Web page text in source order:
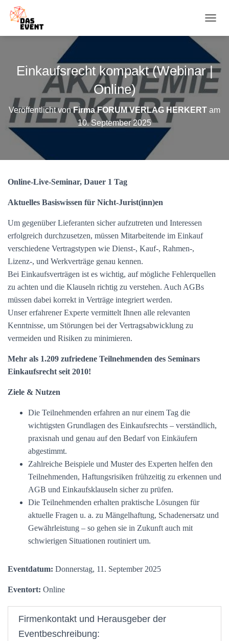
A
I
G
A
T
I
N
H
Einkaufsrecht kompakt (Webinar |
Online)
Veröffentlicht vonFirma FORUM VERLAG HERKERT am
10. September 2025
Online-Live-Seminar, Dauer 1 Tag
Aktuelles Basiswissen für Nicht-Jurist(inn)en
Um gegenüber Lieferanten sicher aufzutreten und Interessen
erfolgreich durchzusetzen, müssen Mitarbeitende im Einkauf
verschiedene Vertragstypen wie Dienst-, Kauf-, Rahmen-,
Lizenz-, und Werkverträge genau kennen.
Bei Einkaufsverträgen ist es wichtig, auf mögliche Fehlerquellen
zu achten und die Klauseln richtig zu verstehen. Auch AGBs
müssen dabei korrekt in Verträge integriert werden.
Unser erfahrener Experte vermittelt Ihnen alle relevanten
Kenntnisse, um Störungen bei der Vertragsabwicklung zu
vermeiden und Risiken zu minimieren.
Mehr als 1.209 zufriedene Teilnehmenden des Seminars
Einkaufsrecht seit 2010!
Ziele & Nutzen
Die Teilnehmenden erfahren an nur einem Tag die
wichtigsten Grundlagen des Einkaufsrechts – verständlich,
praxisnah und genau auf den Bedarf von Einkäufern
abgestimmt.
Zahlreiche Beispiele und Muster des Experten helfen den
Teilnehmenden, Haftungsrisiken frühzeitig zu erkennen und
AGB und Einkaufsklauseln sicher zu prüfen.
Die Teilnehmenden erhalten praktische Lösungen für
aktuelle Fragen u. a. zu Mängelhaftung, Schadenersatz und
Gewährleistung – so gehen sie in Zukunft auch mit
schwierigen Situationen routiniert um.
Eventdatum: Donnerstag, 11. September 2025
Eventort: Online
Firmenkontakt und Herausgeber der
Eventbeschreibung: